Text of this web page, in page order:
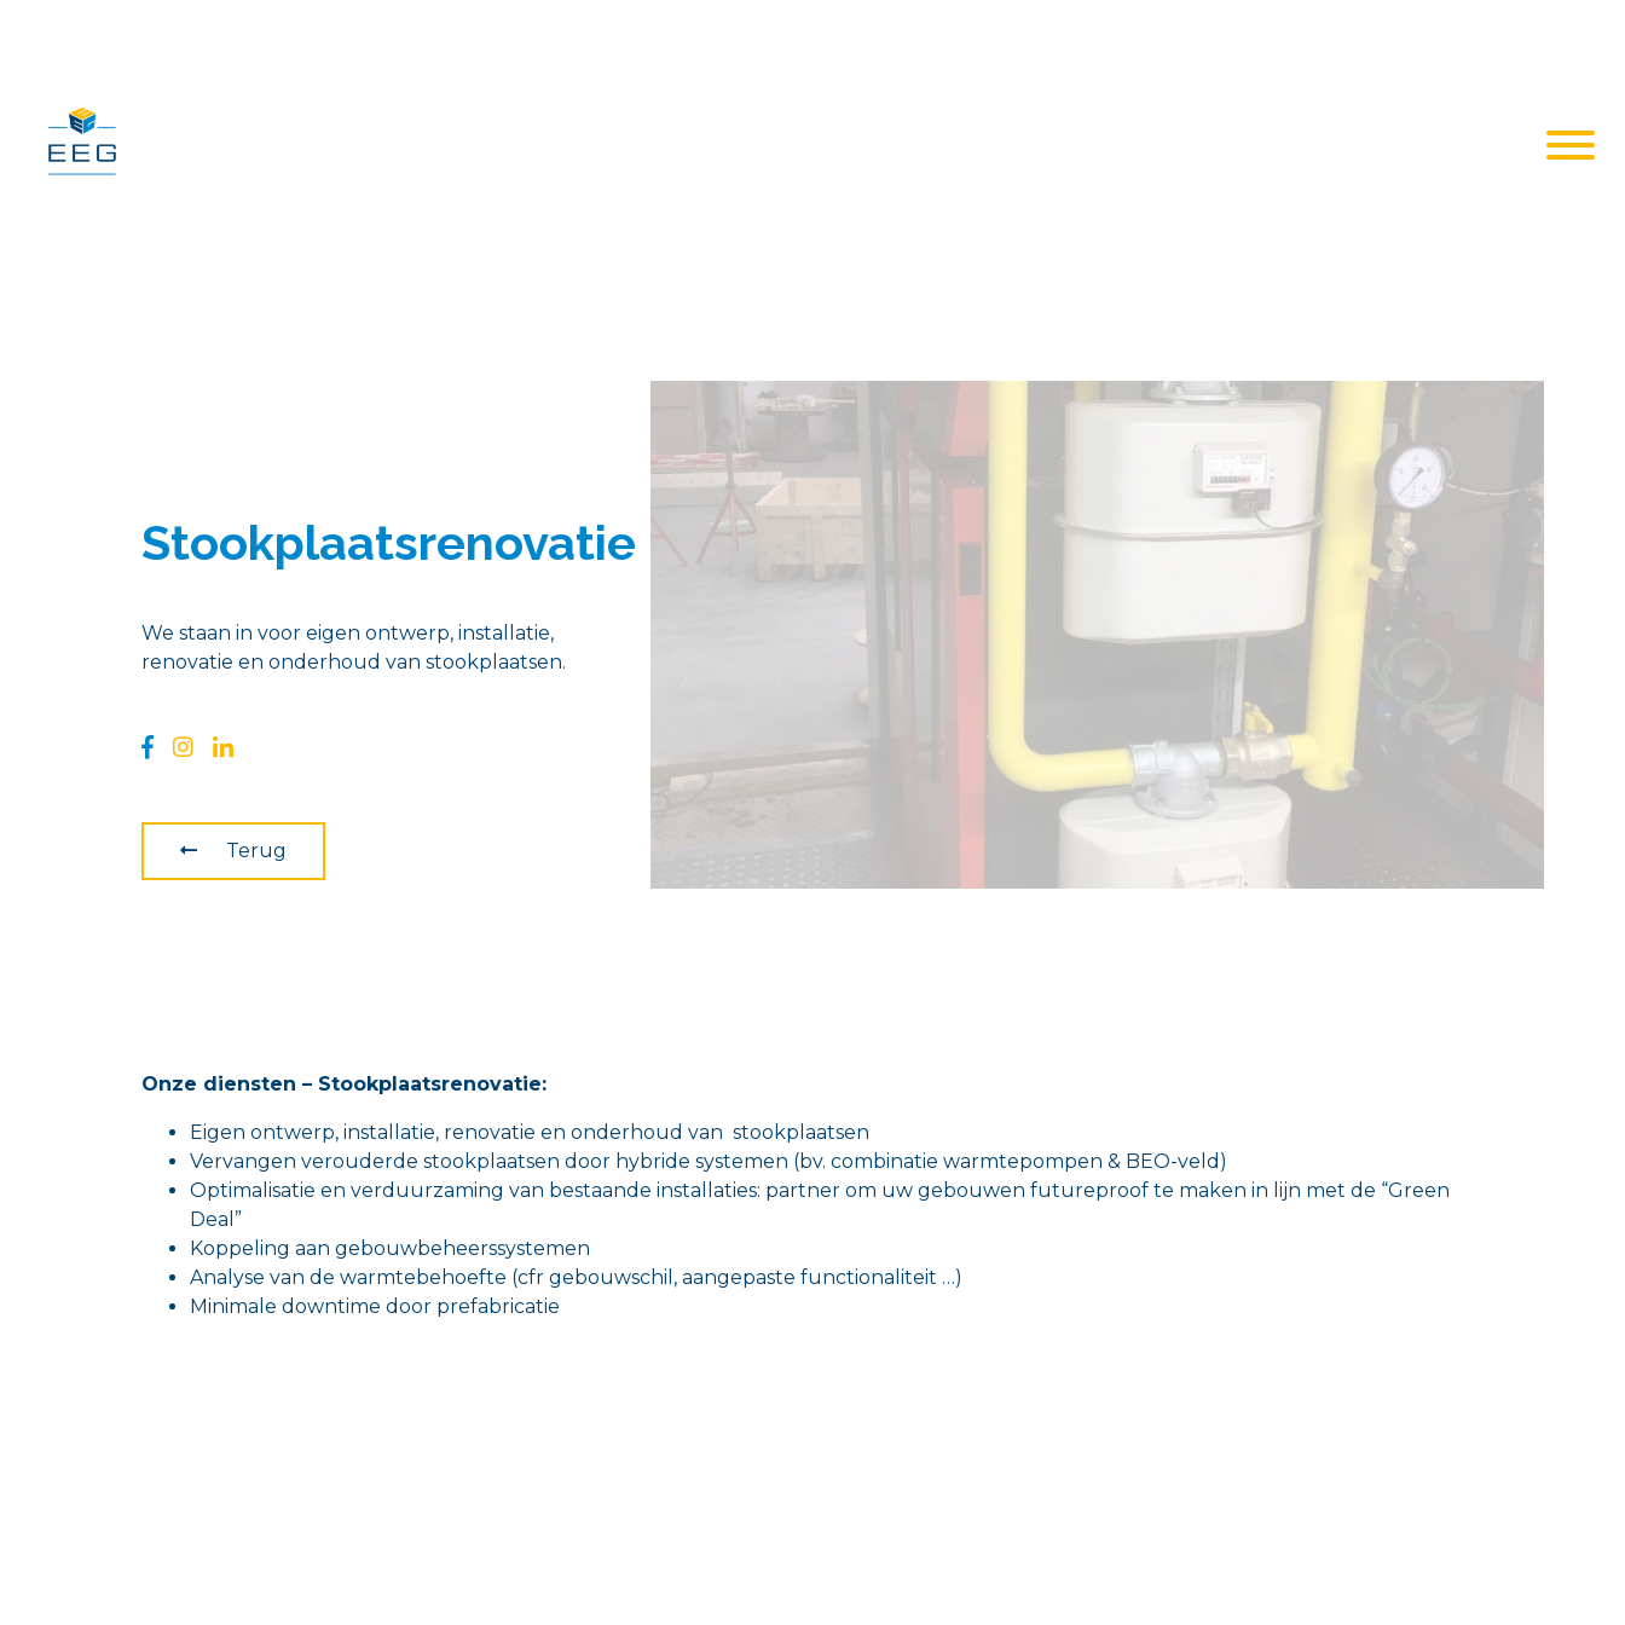
Stookplaatsrenovatie
We staan in voor eigen ontwerp, installatie,
renovatie en onderhoud van stookplaatsen.
Terug
Onze diensten – Stookplaatsrenovatie:
Eigen ontwerp, installatie, renovatie en onderhoud van stookplaatsen
Vervangen verouderde stookplaatsen door hybride systemen (bv. combinatie warmtepompen & BEO-veld)
Optimalisatie en verduurzaming van bestaande installaties: partner om uw gebouwen futureproof te maken in lijn met de “Green
Deal”
Koppeling aan gebouwbeheerssystemen
Analyse van de warmtebehoefte (cfr gebouwschil, aangepaste functionaliteit …)
Minimale downtime door prefabricatie